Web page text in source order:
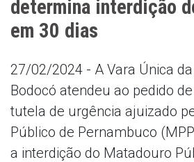
determina interdição
em 30 dias
27/02/2024 - A Vara Única
Bodocó atendeu ao pedido
tutela de urgência ajuizado
Público de Pernambuco
a interdição do Matadouro